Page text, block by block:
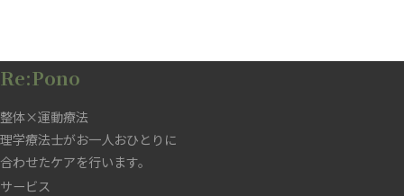
Re:Pono
整体×運動療法
理学療法士がお一人おひとりに
合わせたケアを行います。
サービス